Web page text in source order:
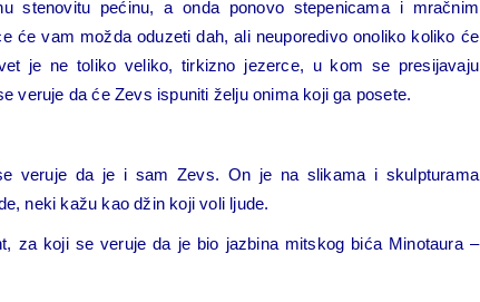
stenovitu pećinu, a onda ponovo stepenicama i mračnim
će vam možda oduzeti dah, ali neuporedivo onoliko koliko će
je ne toliko veliko, tirkizno jezerce, u kom se presijavaju
veruje da će Zevs ispuniti želju onima koji ga posete.
veruje da je i sam Zevs. On je na slikama i skulpturama
neki kažu kao džin koji voli ljude.
za koji se veruje da je bio jazbina mitskog bića Minotaura –